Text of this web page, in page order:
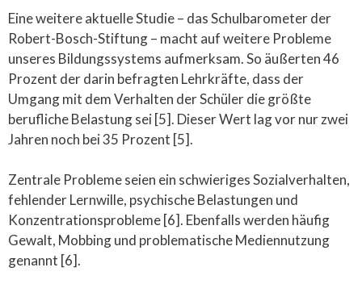
Eine weitere aktuelle Studie – das Schulbarometer der
Robert-Bosch-Stiftung – macht auf weitere Probleme
unseres Bildungssystems aufmerksam. So äußerten 46
Prozent der darin befragten Lehrkräfte, dass der
Umgang mit dem Verhalten der Schüler die größte
berufliche Belastung sei [5]. Dieser Wert lag vor nur zwei
Jahren noch bei 35 Prozent [5].
Zentrale Probleme seien ein schwieriges Sozialverhalten,
fehlender Lernwille, psychische Belastungen und
Konzentrationsprobleme [6]. Ebenfalls werden häufig
Gewalt, Mobbing und problematische Mediennutzung
genannt [6].